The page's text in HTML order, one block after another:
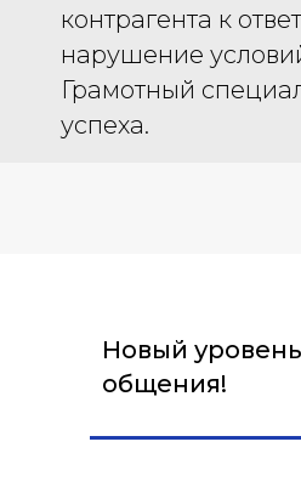
контрагента к
нарушение
Грамотный
успеха.
Новый уровень
общения!